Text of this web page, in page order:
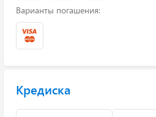
Варианты погашения:
Кредиска